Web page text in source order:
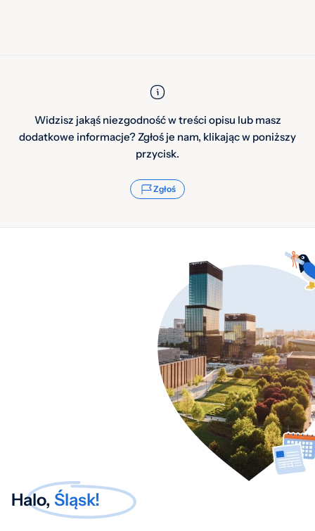
Widzisz jakąś niezgodność w treści opisu lub masz
dodatkowe informacje? Zgłoś je nam, klikając w poniższy
przycisk.
Zgłoś
Halo, Śląsk!